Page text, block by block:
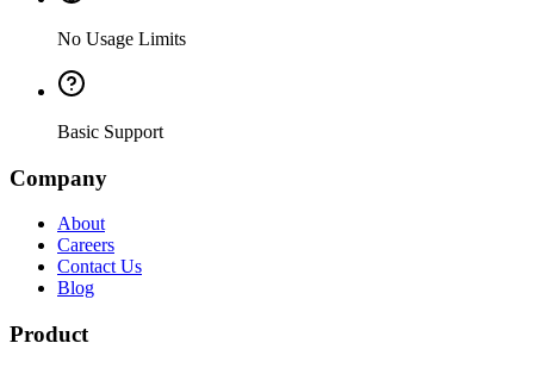
No Usage Limits
Basic Support
Company
About
Careers
Contact Us
Blog
Product